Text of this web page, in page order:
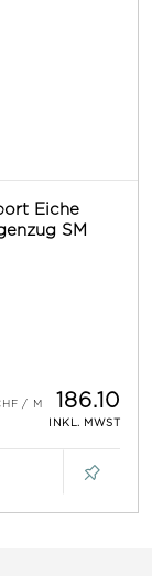
Eiche
SM
186.10
INKL. MWST